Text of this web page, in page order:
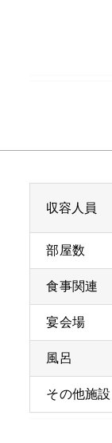
収容人員
部屋数
食事関連
宴会場
風呂
その他施設